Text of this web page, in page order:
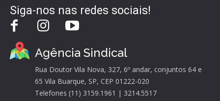
Siga-nos nas redes sociais!
Agência Sindical
Rua Doutor Vila Nova, 327, 6º andar, conjuntos 64 e
65 Vila Buarque, SP, CEP 01222-020
Telefones (11) 3159.1961 | 3214.5517